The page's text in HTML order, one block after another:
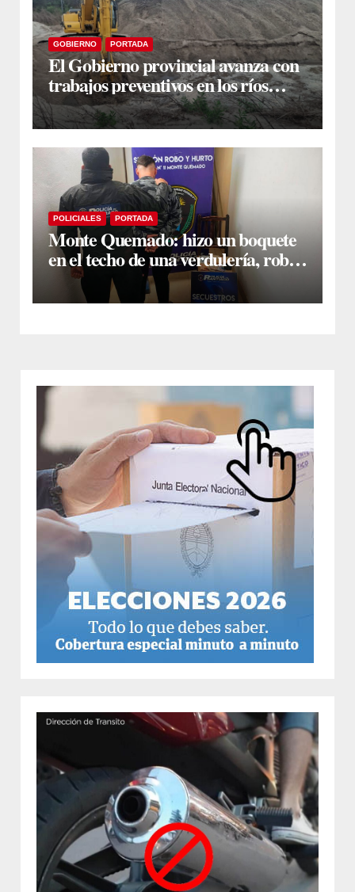
GOBIERNO PORTADA
El Gobierno provincial avanza con
trabajos preventivos en los ríos
Dulce y Salado y en los Bajos
Submeridionales
POLICIALES PORTADA
Monte Quemado: hizo un boquete
en el techo de una verdulería, robó
$800.000 y cayó tras ser filmado